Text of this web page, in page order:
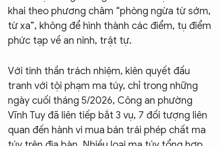
khai theo phương châm “phòng ngừa từ sớm,
từ xa”, không để hình thành các điểm, tụ điểm
phức tạp về an ninh, trật tự.
Với tinh thần trách nhiệm, kiên quyết đấu
tranh với tội phạm ma túy, chỉ trong những
ngày cuối tháng 5/2026, Công an phường
Vĩnh Tuy đã liên tiếp bắt 3 vụ, 7 đối tượng liên
quan đến hành vi mua bán trái phép chất ma